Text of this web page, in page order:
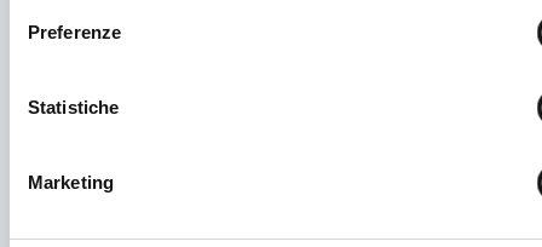
Preferenze
Statistiche
Marketing
Energie Rinnovabili
Fashion